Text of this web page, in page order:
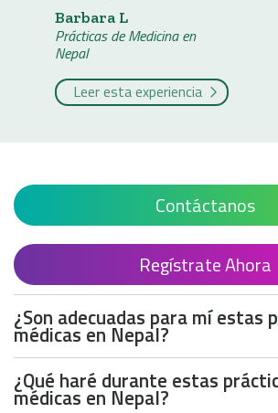
Barbara L
Prácticas de Medicina en
Nepal
Leer esta experiencia
Contáctanos
Regístrate Ahora
¿Son adecuadas para mí estas
médicas en Nepal?
¿Qué haré durante estas
médicas en Nepal?